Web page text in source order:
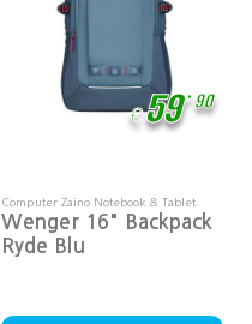
€59
, 90
Computer Zaino Notebook & Tablet
Wenger 16" Backpack
Ryde Blu